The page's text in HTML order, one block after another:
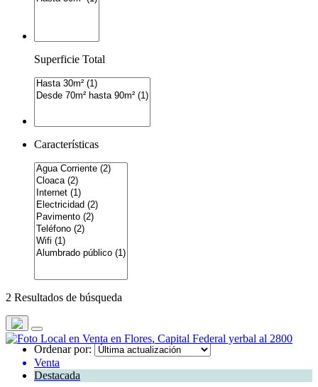
Superficie Total
Características
2 Resultados de búsqueda
Ordenar por:
Venta
Destacada